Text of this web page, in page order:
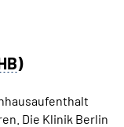
)
Die Klinik Berlin